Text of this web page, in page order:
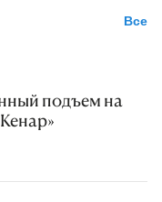
Все
подъем на